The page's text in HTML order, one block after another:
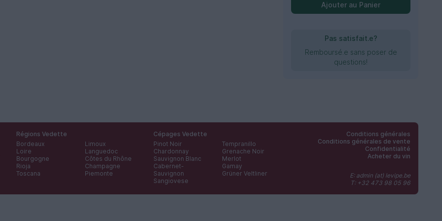
Ajouter au Panier
Pas satisfait.e?
Remboursé.e sans poser de
questions!
Régions Vedette
Bordeaux
Loire
Bourgogne
Rioja
Toscana
Limoux
Languedoc
Côtes du Rhône
Champagne
Piemonte
Cépages Vedette
Pinot Noir
Chardonnay
Sauvignon Blanc
Cabernet-
Sauvignon
Sangiovese
Tempranillo
Grenache Noir
Merlot
Gamay
Grüner Veltliner
Conditions générales
Conditions générales de vente
Confidentialité
Acheter du vin
E: admin (at) levipe.be
T: +32 473 98 05 96